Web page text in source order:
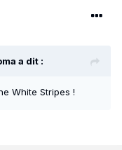
a dit :
White Stripes !